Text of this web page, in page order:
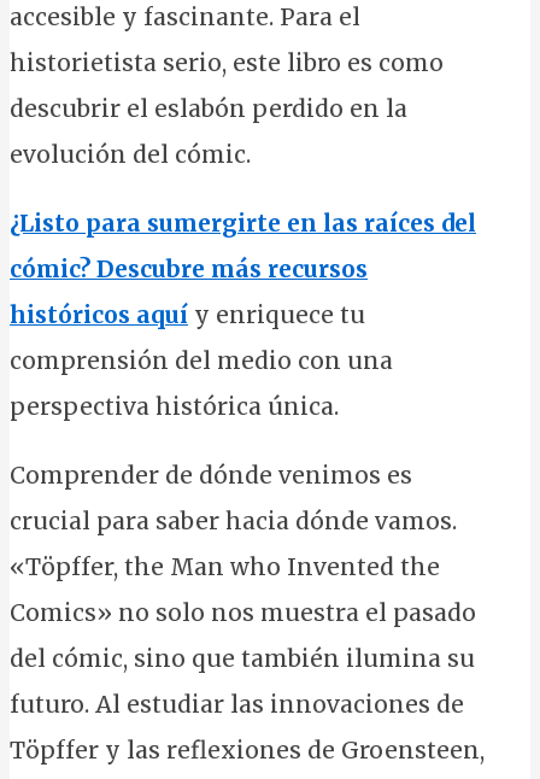
accesible y fascinante. Para el
historietista serio, este libro es como
descubrir el eslabón perdido en la
evolución del cómic.
¿Listo para sumergirte en las raíces del
cómic? Descubre más recursos
históricos aquí y enriquece tu
comprensión del medio con una
perspectiva histórica única.
Comprender de dónde venimos es
crucial para saber hacia dónde vamos.
«Töpffer, the Man who Invented the
Comics» no solo nos muestra el pasado
del cómic, sino que también ilumina su
futuro. Al estudiar las innovaciones de
Töpffer y las reflexiones de Groensteen,